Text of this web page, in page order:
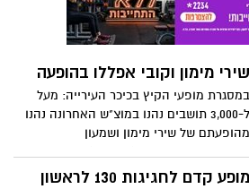
שירי מימון וקובי אפללו בהופעה
במסגרת מופעי הקיץ בכיכר העירייה: מעל
ל-3,000 תושבים נהנו במוצ"ש האחרונה נהנו
מהופעתם של שירי מימון ושמעון
העירייה קובי אפללו .
מופע קדם לחגיגות 130 לראשון